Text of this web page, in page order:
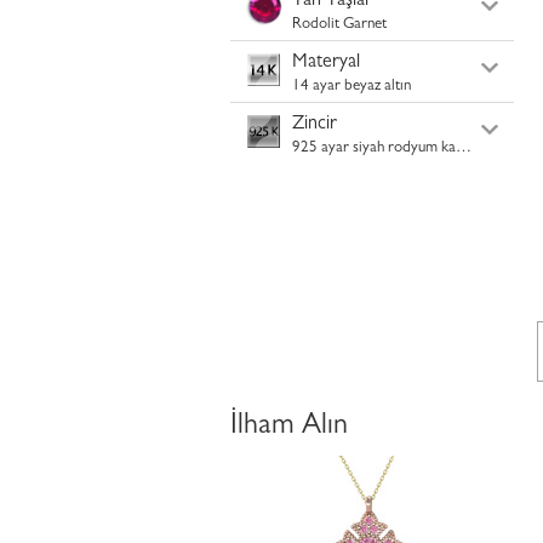
Rodolit Garnet
Materyal
14 ayar beyaz altın
Zincir
925 ayar siyah rodyum kaplama gümüş
İlham Alın